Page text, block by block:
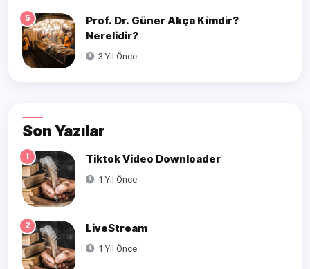
5
Prof. Dr. Güner Akça Kimdir?
Nerelidir?
3 Yıl Önce
Son Yazılar
1 Tiktok Video Downloader
1 Yıl Önce
2 LiveStream
1 Yıl Önce